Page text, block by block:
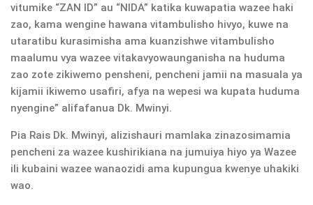
vitumike “ZAN ID” au “NIDA” katika kuwapatia wazee haki
zao, kama wengine hawana vitambulisho hivyo, kuwe na
utaratibu kurasimisha ama kuanzishwe vitambulisho
maalumu vya wazee vitakavyowaunganisha na huduma
zao zote zikiwemo pensheni, pencheni jamii na masuala ya
kijamii ikiwemo usafiri, afya na wepesi wa kupata huduma
nyengine” alifafanua Dk. Mwinyi.
Pia Rais Dk. Mwinyi, alizishauri mamlaka zinazosimamia
pencheni za wazee kushirikiana na jumuiya hiyo ya Wazee
ili kubaini wazee wanaozidi ama kupungua kwenye uhakiki
wao.